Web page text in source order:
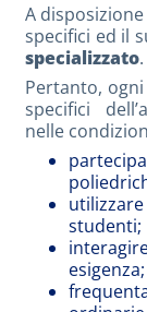
A
specifici ed il
specializzato.
Pertanto,
specifici
nelle
studenti;
esigenza;